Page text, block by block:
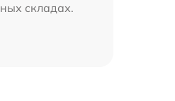
складах.